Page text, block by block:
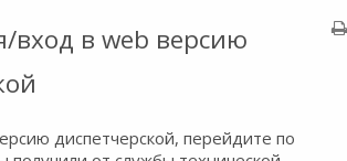
вход в web версию
диспетчерской, перейдите по